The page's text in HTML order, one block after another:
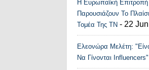
Η Ευρωπαϊκή
Παρουσιάζουν Το
Τομέα Της ΤΝ - 22
Ελεονώρα Μελέτη:
Να Γίνονται Influencers"